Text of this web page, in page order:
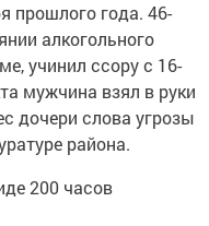
прошлого года. 46-
алкогольного
учинил ссору с 16-
мужчина взял в руки
дочери слова угрозы
района.
200 часов